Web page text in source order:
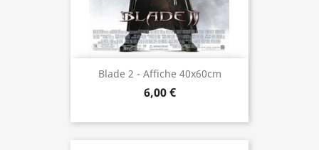
Blade 2 - Affiche 40x60cm
6,00 €